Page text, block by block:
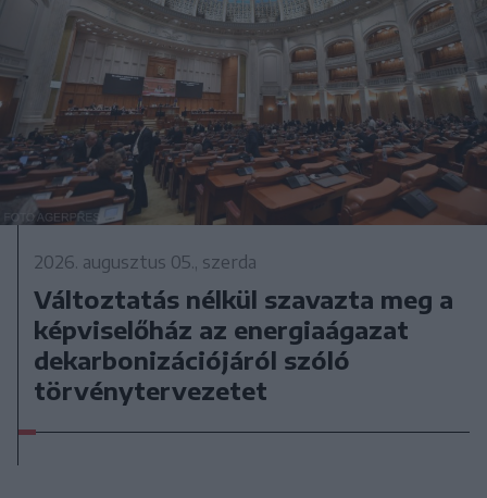
2026. augusztus 05., szerda
Változtatás nélkül szavazta meg a
képviselőház az energiaágazat
dekarbonizációjáról szóló
törvénytervezetet